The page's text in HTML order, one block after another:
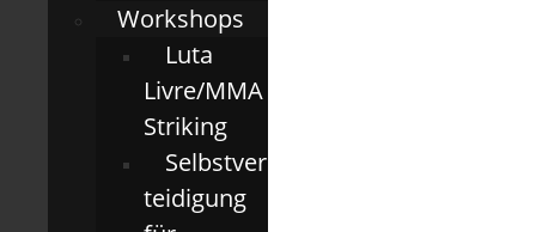
Workshops
Luta
Livre/MMA
Striking
Selbstver
teidigung